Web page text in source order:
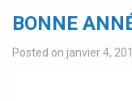
BONNE
Posted on janvier 4,